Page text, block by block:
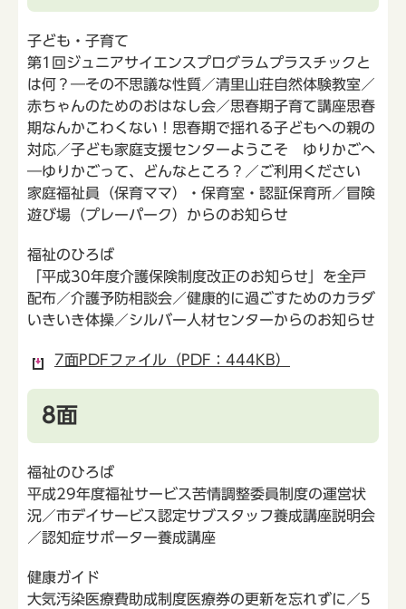
子ども・子育て
第1回ジュニアサイエンスプログラムプラスチックと
は何？―その不思議な性質／清里山荘自然体験教室／
赤ちゃんのためのおはなし会／思春期子育て講座思春
期なんかこわくない！思春期で揺れる子どもへの親の
対応／子ども家庭支援センターようこそ ゆりかごへ
―ゆりかごって、どんなところ？／ご利用ください
家庭福祉員（保育ママ）・保育室・認証保育所／冒険
遊び場（プレーパーク）からのお知らせ
福祉のひろば
「平成30年度介護保険制度改正のお知らせ」を全戸
配布／介護予防相談会／健康的に過ごすためのカラダ
いきいき体操／シルバー人材センターからのお知らせ
7面PDFファイル（PDF：444KB）
8面
福祉のひろば
平成29年度福祉サービス苦情調整委員制度の運営状
況／市デイサービス認定サブスタッフ養成講座説明会
／認知症サポーター養成講座
健康ガイド
大気汚染医療費助成制度医療券の更新を忘れずに／5